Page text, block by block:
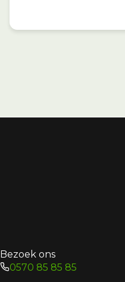
Bezoek ons
0570 85 85 85